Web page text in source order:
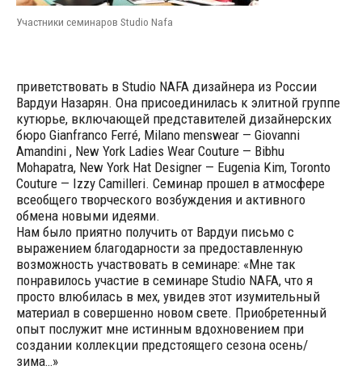
Участники семинаров Studio Nafa
приветствовать в Studio NAFA дизайнера из России
Вардуи Назарян. Она присоединилась к элитной группе
кутюрье, включающей представителей дизайнерских
бюро Gianfranco Ferré, Milano menswear — Giovanni
Amandini , New York Ladies Wear Couture — Bibhu
Mohapatra, New York Hat Designer — Eugenia Kim, Toronto
Couture — Izzy Camilleri. Семинар прошел в атмосфере
всеобщего творческого возбуждения и активного
обмена новыми идеями.
Нам было приятно получить от Вардуи письмо с
выражением благодарности за предоставленную
возможность участвовать в семинаре: «Мне так
понравилось участие в семинаре Studio NAFA, что я
просто влюбилась в мех, увидев этот изумительный
материал в совершенно новом свете. Приобретенный
опыт послужит мне истинным вдохновением при
создании коллекции предстоящего сезона осень/
зима…»